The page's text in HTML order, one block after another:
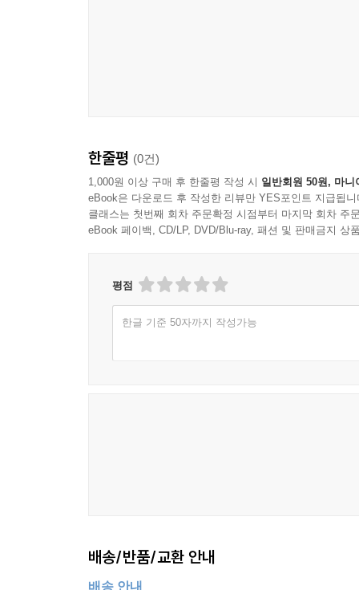
한줄평 (0건)
1,000원 이상 구매 후 한줄평 작성 시 일반회원 50원, 마니
eBook은 다운로드 후 작성한 리뷰만 YES포인트 지급됩니
클래스는 첫번째 회차 주문확정 시점부터 마지막 회차 주
eBook 페이백, CD/LP, DVD/Blu-ray, 패션 및 판매금지 상
평점
한글 기준 50자까지 작성가능
배송/반품/교환 안내
배송 안내